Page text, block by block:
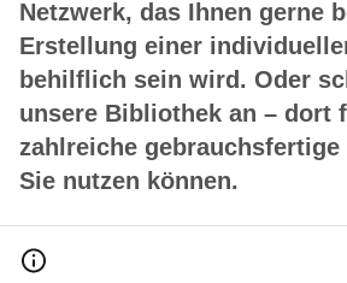
Netzwerk, das Ihnen gerne
Erstellung einer
behilflich sein wird. Oder
unsere Bibliothek an – dort
zahlreiche
Sie nutzen können.